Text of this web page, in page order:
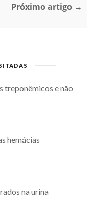
Próximo artigo →
treponêmicos e não
hemácias
na urina